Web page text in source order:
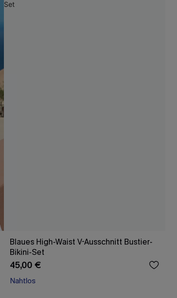
Blaues High-Waist V-Ausschnitt Bustier-
Bikini-Set
45,00 €
Nahtlos
einmal gültig.
sich damit
von Cupshe per E-